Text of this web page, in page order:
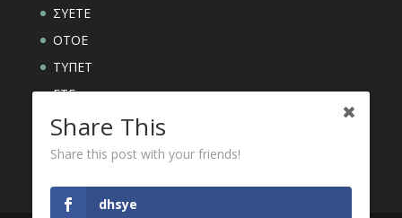
ΣΥΕΤΕ
ΟΤΟΕ
ΤΥΠΕΤ
ΕΤΕ
ΑΣΦΑΛΙΣΤΙΚΟΙ ΟΡΓΑΝΙΣΜΟΙ ΕΤΕ
Share This
Share this post with your friends!
dhsye